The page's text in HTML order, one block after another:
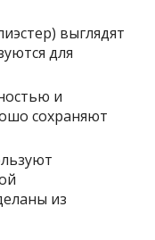
выглядят
для
и
сохраняют
из